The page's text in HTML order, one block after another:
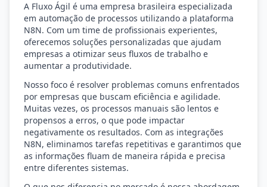
A Fluxo Ágil é uma empresa brasileira especializada
em automação de processos utilizando a plataforma
N8N. Com um time de profissionais experientes,
oferecemos soluções personalizadas que ajudam
empresas a otimizar seus fluxos de trabalho e
aumentar a produtividade.
Nosso foco é resolver problemas comuns enfrentados
por empresas que buscam eficiência e agilidade.
Muitas vezes, os processos manuais são lentos e
propensos a erros, o que pode impactar
negativamente os resultados. Com as integrações
N8N, eliminamos tarefas repetitivas e garantimos que
as informações fluam de maneira rápida e precisa
entre diferentes sistemas.